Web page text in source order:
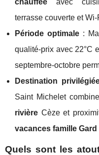
terrasse couverte et
Période optimale :
qualité-prix avec 22°C
septembre-octobre
Destination
Saint Michelet
rivière Cèze et
vacances famille Gard
Quels sont les